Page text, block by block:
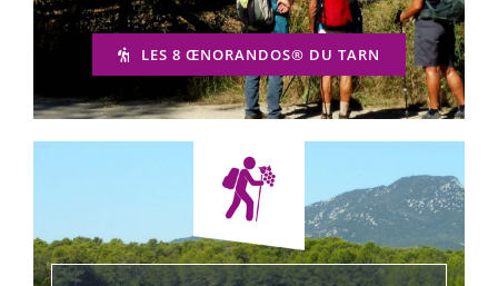
LES 8 ŒNORANDOS® DU TARN